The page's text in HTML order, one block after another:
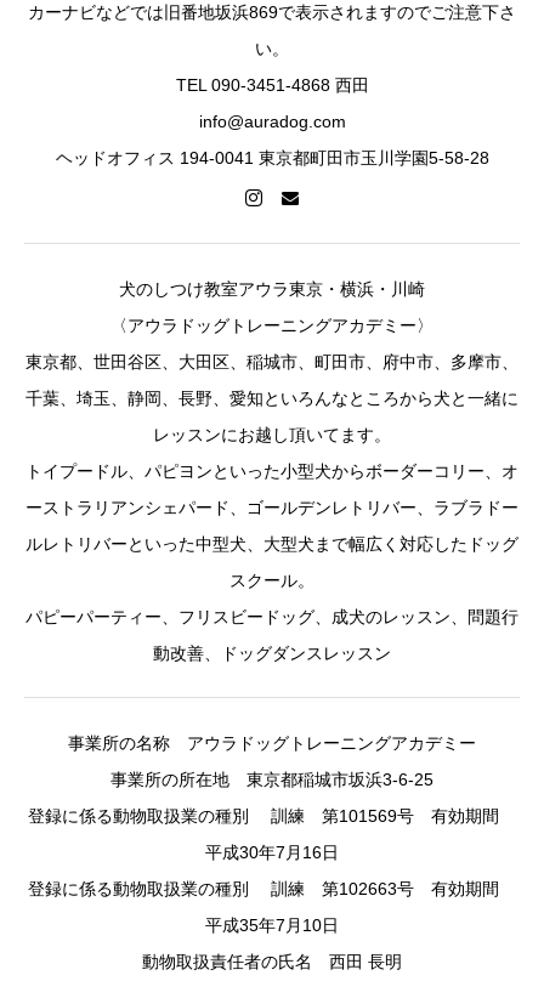
カーナビなどでは旧番地坂浜869で表示されますのでご注意下さ
い。
TEL 090-3451-4868 西田
info@auradog.com
ヘッドオフィス 194-0041 東京都町田市玉川学園5-58-28
犬のしつけ教室アウラ東京・横浜・川崎
〈アウラドッグトレーニングアカデミー〉
東京都、世田谷区、大田区、稲城市、町田市、府中市、多摩市、
千葉、埼玉、静岡、長野、愛知といろんなところから犬と一緒に
レッスンにお越し頂いてます。
トイプードル、パピヨンといった小型犬からボーダーコリー、オ
ーストラリアンシェパード、ゴールデンレトリバー、ラブラドー
ルレトリバーといった中型犬、大型犬まで幅広く対応したドッグ
スクール。
パピーパーティー、フリスビードッグ、成犬のレッスン、問題行
動改善、ドッグダンスレッスン
事業所の名称 アウラドッグトレーニングアカデミー
事業所の所在地 東京都稲城市坂浜3-6-25
登録に係る動物取扱業の種別 訓練 第101569号 有効期間
平成30年7月16日
登録に係る動物取扱業の種別 訓練 第102663号 有効期間
平成35年7月10日
動物取扱責任者の氏名 西田 長明